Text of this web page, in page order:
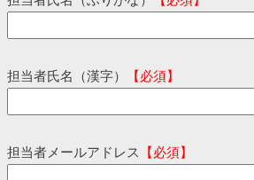
担当者氏名（漢字） 【必須】
担当者メールアドレス 【必須】